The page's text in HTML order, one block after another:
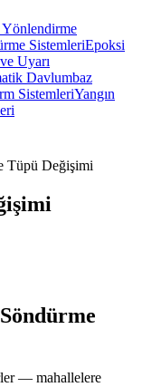
SistemleriEpoksi
Uyarı
Davlumbaz
SistemleriYangın
Tüpü Değişimi
— mahallelere